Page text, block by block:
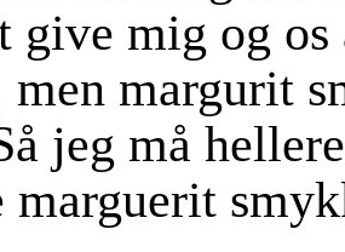
give mig og
margurit
jeg må
marguerit